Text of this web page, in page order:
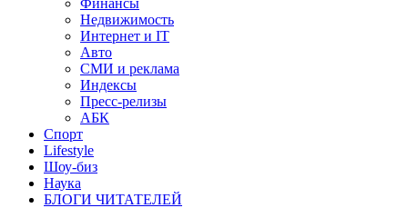
Финансы
Недвижимость
Интернет и IT
Авто
СМИ и реклама
Индексы
Пресс-релизы
АБК
Спорт
Lifestyle
Шоу-биз
Наука
БЛОГИ ЧИТАТЕЛЕЙ